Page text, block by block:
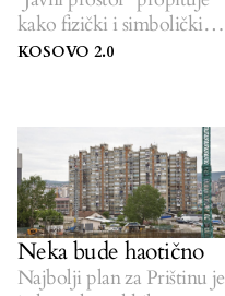
kako fizički i simbolički
prostori koje nastanjujemo
društveni život, identitet i
moć. Ovaj broj Kosovo
2.0 istražuje kako ljudi
širom Kosova i šire nastoje
da povrate, preobraze i
ponovo zamisle javne
prostore. Magazin se bavi
KOSOVO 2.0
Neka bude haotično
Najbolji plan za Prištinu je